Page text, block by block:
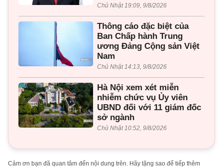
Chủ Nhật 19:09, 9/8/2026
Thông cáo đặc biệt của
Ban Chấp hành Trung
ương Đảng Cộng sản Việt
Nam
Chủ Nhật 14:13, 9/8/2026
Hà Nội xem xét miễn
nhiễm chức vụ Ủy viên
UBND đối với 11 giám đốc
sở ngành
Chủ Nhật 10:52, 9/8/2026
Cảm ơn bạn đã quan tâm đến nội dung trên. Hãy tặng sao để tiếp thêm